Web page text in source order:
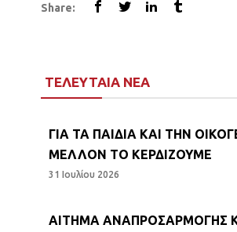
Share:
ΤΕΛΕΥΤΑΙΑ ΝΕΑ
ΓΙΑ ΤΑ ΠΑΙΔΙΑ ΚΑΙ ΤΗΝ
ΜΕΛΛΟΝ ΤΟ ΚΕΡΔΙΖΟΥΜΕ
31 Ιουλίου 2026
ΑΙΤΗΜΑ ΑΝΑΠΡΟΣΑΡΜΟΓΗΣ